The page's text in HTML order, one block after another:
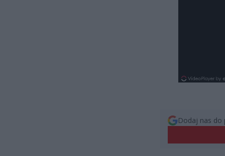
Dodaj nas do